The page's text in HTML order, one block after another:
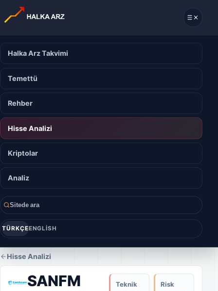
Halka Arz Takvimi
Temettü
Rehber
Hisse Analizi
Kriptolar
Analiz
Sitede ara
TÜRKÇEENGLISH
Hisse Analizi
SANFM
Teknik
Risk